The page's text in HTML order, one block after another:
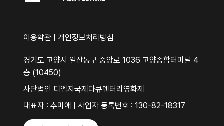
이용약관 개인정보처리방침
경기도 고양시 일산동구 중앙로 1036 고양종합터미널 4
층 (10450)
사단법인 디엠지국제다큐멘터리영화제
대표자 : 추미애 | 사업자 등록번호 : 130-82-18317